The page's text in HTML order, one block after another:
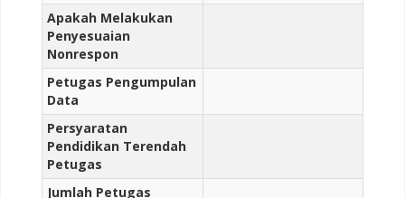
Apakah Melakukan
Penyesuaian
Nonrespon
Petugas Pengumpulan
Data
Persyaratan
Pendidikan Terendah
Petugas
Jumlah Petugas